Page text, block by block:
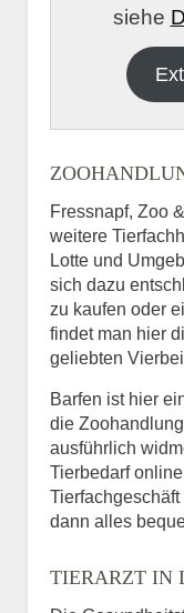
siehe
Fressnapf, Zoo
weitere
Lotte und
sich dazu
zu kaufen oder
findet man hier
geliebten
Barfen ist hier
die
ausführlich
Tierbedarf
dann alles
TIERARZT IN